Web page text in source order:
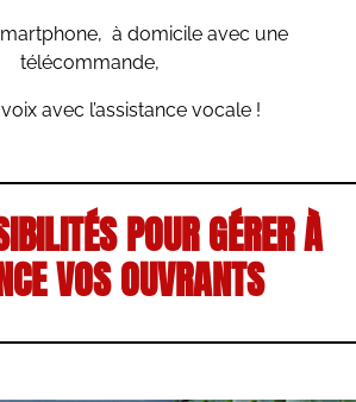
à domicile avec une
télécommande,
avec l’assistance vocale !
POUR GÉRER À
VOS OUVRANTS